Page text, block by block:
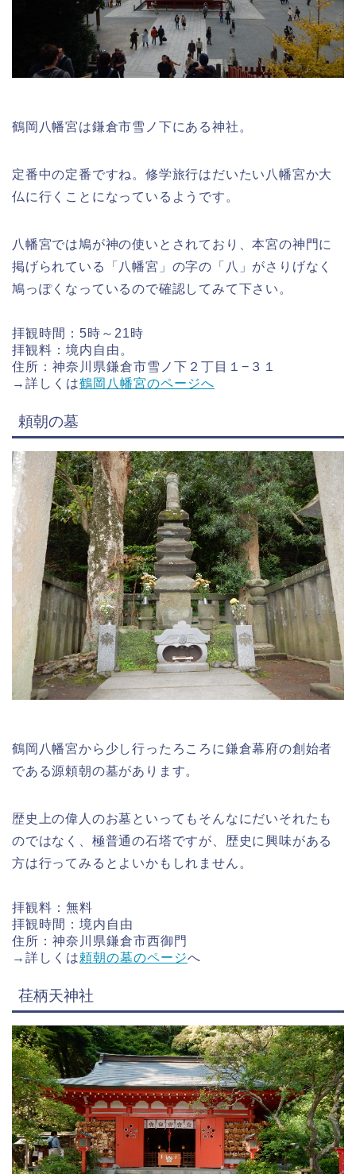
鶴岡八幡宮は鎌倉市雪ノ下にある神社。
定番中の定番ですね。修学旅行はだいたい八幡宮か大
仏に行くことになっているようです。
八幡宮では鳩が神の使いとされており、本宮の神門に
掲げられている「八幡宮」の字の「八」がさりげなく
鳩っぽくなっているので確認してみて下さい。
拝観時間：5時～21時
拝観料：境内自由。
住所：神奈川県鎌倉市雪ノ下２丁目１−３１
→詳しくは鶴岡八幡宮のページへ
頼朝の墓
鶴岡八幡宮から少し行ったろころに鎌倉幕府の創始者
である源頼朝の墓があります。
歴史上の偉人のお墓といってもそんなにだいそれたも
のではなく、極普通の石塔ですが、歴史に興味がある
方は行ってみるとよいかもしれません。
拝観料：無料
拝観時間：境内自由
住所：神奈川県鎌倉市西御門
→詳しくは頼朝の墓のページへ
荏柄天神社